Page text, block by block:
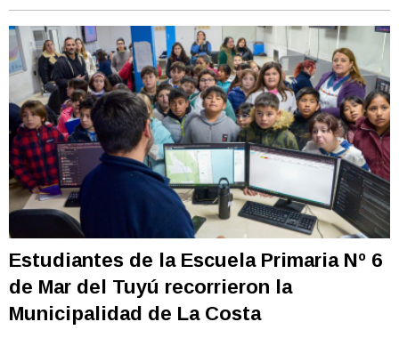
Estudiantes de la Escuela Primaria Nº 6
de Mar del Tuyú recorrieron la
Municipalidad de La Costa